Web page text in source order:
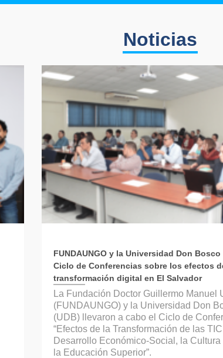
Noticias
FUNDAUNGO y la Universidad Don Bosco
Ciclo de Conferencias sobre los efectos
transformación digital en El Salvador
La Fundación Doctor Guillermo Manuel
(FUNDAUNGO) y la Universidad Don
(UDB) llevaron a cabo el Ciclo de
“Efectos de la Transformación de las TIC
Desarrollo Económico-Social, la
la Educación Superior”.